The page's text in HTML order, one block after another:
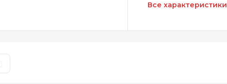
Все характеристики